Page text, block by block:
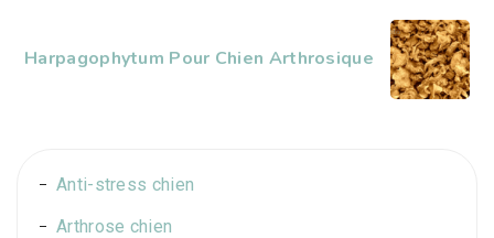
Harpagophytum Pour Chien Arthrosique
Anti-stress chien
Arthrose chien